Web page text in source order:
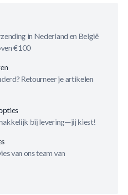
in Nederland en België
€100
Retourneer je artikelen
bij levering—jij kiest!
van ons team van